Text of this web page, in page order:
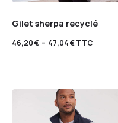
Gilet sherpa recyclé
46,20€ – 47,04€TTC